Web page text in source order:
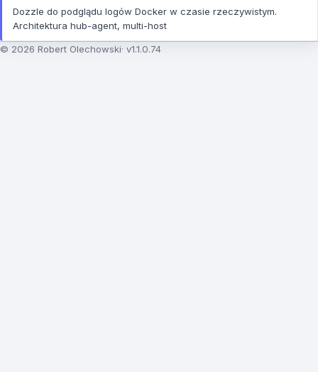
Dozzle do podglądu logów Docker w czasie rzeczywistym.
Architektura hub-agent, multi-host
© 2026 Robert Olechowski v1.1.0.74